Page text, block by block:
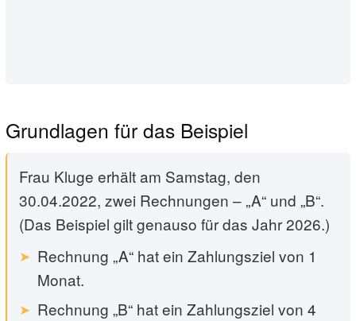
Grundlagen für das Beispiel
Frau Kluge erhält am Samstag, den
30.04.2022, zwei Rechnungen – „A“ und „B“.
(Das Beispiel gilt genauso für das Jahr 2026.)
Rechnung „A“ hat ein Zahlungsziel von 1
Monat.
Rechnung „B“ hat ein Zahlungsziel von 4